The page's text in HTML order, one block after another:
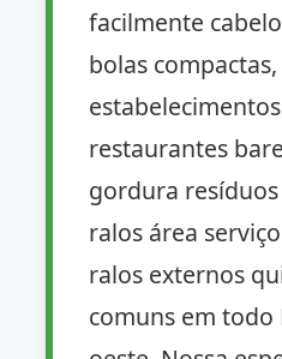
facilmente
bolas
restaurantes
gordura
ralos área
ralos externos
comuns em todo